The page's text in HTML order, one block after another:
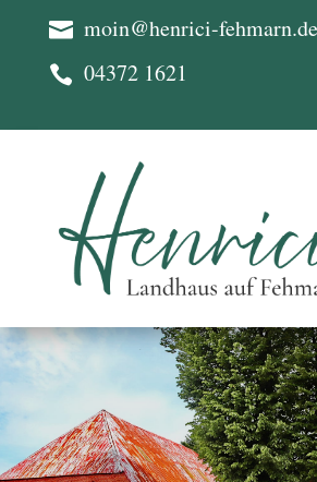
 moin@henrici-fehmarn.de
 04372 1621